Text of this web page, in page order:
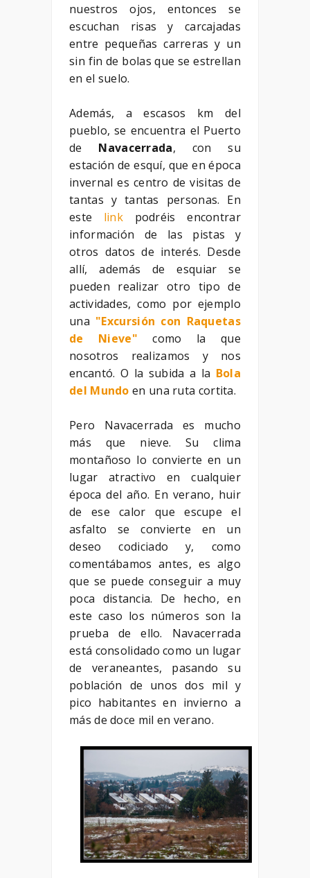
nuestros ojos, entonces se
escuchan risas y carcajadas
entre pequeñas carreras y un
sin fin de bolas que se estrellan
en el suelo.
Además, a escasos km del
pueblo, se encuentra el Puerto
de Navacerrada, con su
estación de esquí, que en época
invernal es centro de visitas de
tantas y tantas personas. En
este link podréis encontrar
información de las pistas y
otros datos de interés. Desde
allí, además de esquiar se
pueden realizar otro tipo de
actividades, como por ejemplo
una "Excursión con Raquetas
de Nieve" como la que
nosotros realizamos y nos
encantó. O la subida a la Bola
del Mundo en una ruta cortita.
Pero Navacerrada es mucho
más que nieve. Su clima
montañoso lo convierte en un
lugar atractivo en cualquier
época del año. En verano, huir
de ese calor que escupe el
asfalto se convierte en un
deseo codiciado y, como
comentábamos antes, es algo
que se puede conseguir a muy
poca distancia. De hecho, en
este caso los números son la
prueba de ello. Navacerrada
está consolidado como un lugar
de veraneantes, pasando su
población de unos dos mil y
pico habitantes en invierno a
más de doce mil en verano.